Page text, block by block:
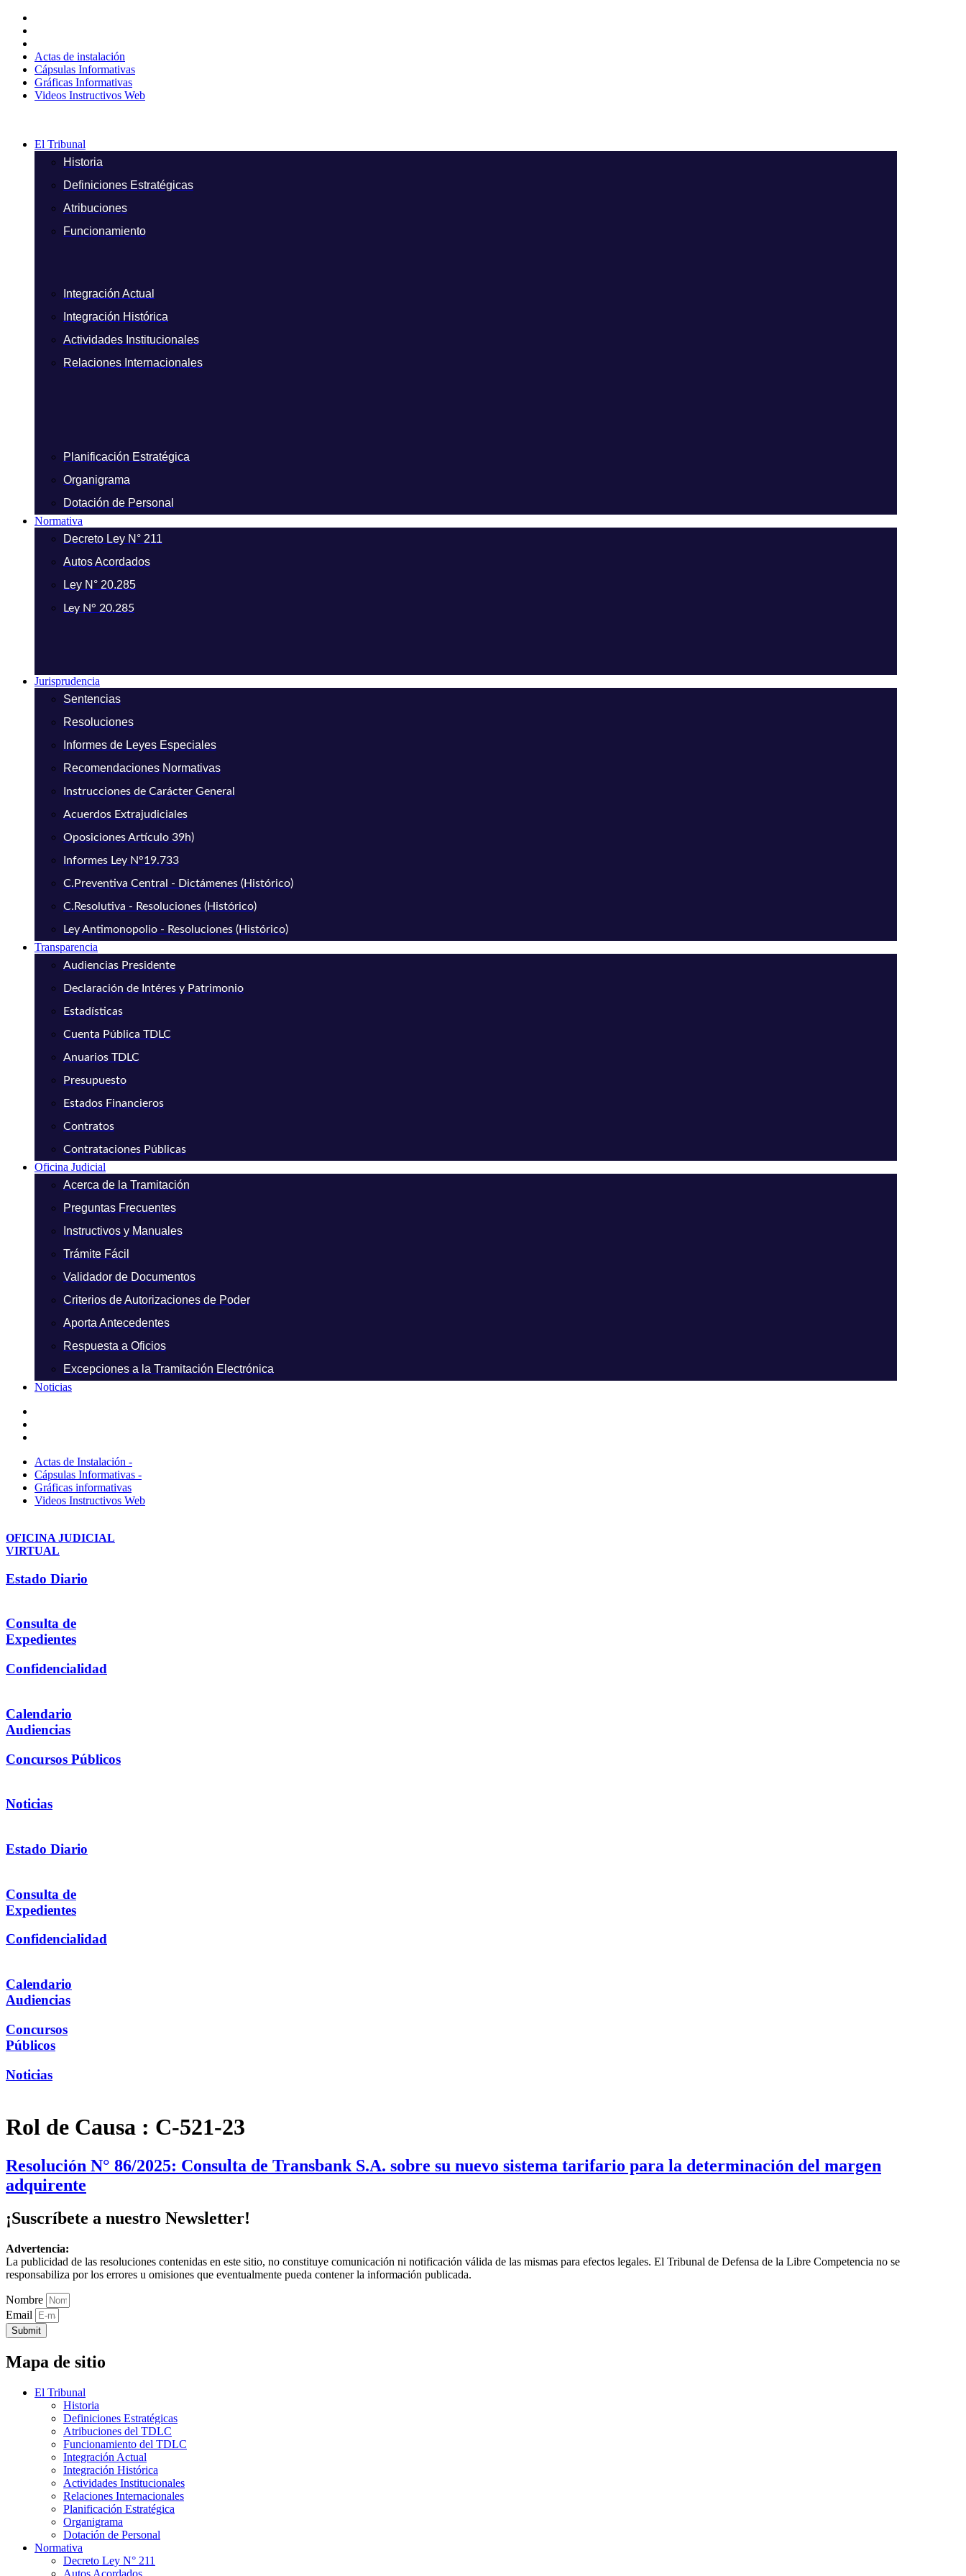
contenido
Actas de instalación
Cápsulas Informativas
Gráficas Informativas
Videos Instructivos Web
El Tribunal
Historia
Definiciones Estratégicas
Atribuciones
Funcionamiento
Integración Actual
Integración Histórica
Actividades Institucionales
Relaciones Internacionales
Planificación Estratégica
Organigrama
Dotación de Personal
Normativa
Decreto Ley N° 211
Autos Acordados
Ley N° 20.285
Ley N° 20.285
Jurisprudencia
Sentencias
Resoluciones
Informes de Leyes Especiales
Recomendaciones Normativas
Instrucciones de Carácter General
Acuerdos Extrajudiciales
Oposiciones Artículo 39h)
Informes Ley N°19.733
C.Preventiva Central - Dictámenes (Histórico)
C.Resolutiva - Resoluciones (Histórico)
Ley Antimonopolio - Resoluciones (Histórico)
Transparencia
Audiencias Presidente
Declaración de Intéres y Patrimonio
Estadísticas
Cuenta Pública TDLC
Anuarios TDLC
Presupuesto
Estados Financieros
Contratos
Contrataciones Públicas
Oficina Judicial
Acerca de la Tramitación
Preguntas Frecuentes
Instructivos y Manuales
Trámite Fácil
Validador de Documentos
Criterios de Autorizaciones de Poder
Aporta Antecedentes
Respuesta a Oficios
Excepciones a la Tramitación Electrónica
Noticias
Actas de Instalación -
Cápsulas Informativas -
Gráficas informativas
Videos Instructivos Web
OFICINA JUDICIAL
VIRTUAL
Estado Diario
Consulta de
Expedientes
Confidencialidad
Calendario
Audiencias
Concursos Públicos
Noticias
Estado Diario
Consulta de
Expedientes
Confidencialidad
Calendario
Audiencias
Concursos
Públicos
Noticias
Rol de Causa : C-521-23
Resolución N° 86/2025: Consulta de Transbank S.A. sobre su nuevo sistema tarifario para la determinación del margen
adquirente
¡Suscríbete a nuestro Newsletter!
Advertencia:
La publicidad de las resoluciones contenidas en este sitio, no constituye comunicación ni notificación válida de las mismas para efectos legales. El Tribunal de Defensa de la Libre Competencia no se
responsabiliza por los errores u omisiones que eventualmente pueda contener la información publicada.
Nombre
Email
Submit
Mapa de sitio
El Tribunal
Historia
Definiciones Estratégicas
Atribuciones del TDLC
Funcionamiento del TDLC
Integración Actual
Integración Histórica
Actividades Institucionales
Relaciones Internacionales
Planificación Estratégica
Organigrama
Dotación de Personal
Normativa
Decreto Ley N° 211